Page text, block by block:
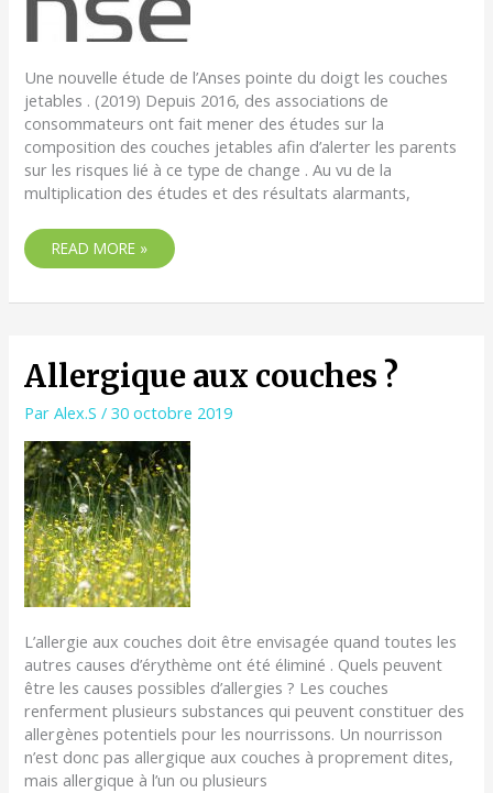
Une nouvelle étude de l’Anses pointe du doigt les couches
jetables . (2019) Depuis 2016, des associations de
consommateurs ont fait mener des études sur la
composition des couches jetables afin d’alerter les parents
sur les risques lié à ce type de change . Au vu de la
multiplication des études et des résultats alarmants,
READ MORE »
Allergique aux couches ?
ParAlex.S/30 octobre 2019
L’allergie aux couches doit être envisagée quand toutes les
autres causes d’érythème ont été éliminé . Quels peuvent
être les causes possibles d’allergies ? Les couches
renferment plusieurs substances qui peuvent constituer des
allergènes potentiels pour les nourrissons. Un nourrisson
n’est donc pas allergique aux couches à proprement dites,
mais allergique à l’un ou plusieurs
ALLERGIQUE
AUX
COUCHES